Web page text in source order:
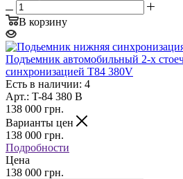
В корзину
Подъемник автомобильный 2-х
синхронизацией T84 380V
Есть в наличии: 4
Арт.: T-84 380 В
138 000 грн.
Варианты цен
138 000 грн.
Подробности
Цена
138 000 грн.